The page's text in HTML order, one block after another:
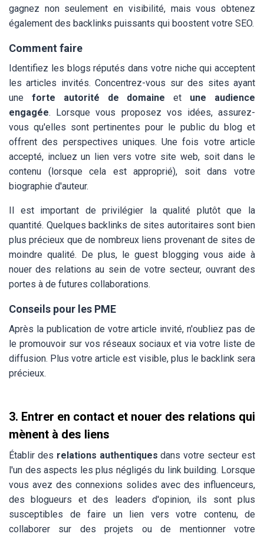
gagnez non seulement en visibilité, mais vous obtenez
également des backlinks puissants qui boostent votre SEO.
Comment faire
Identifiez les blogs réputés dans votre niche qui acceptent
les articles invités. Concentrez-vous sur des sites ayant
une forte autorité de domaine et une audience
engagée. Lorsque vous proposez vos idées, assurez-
vous qu'elles sont pertinentes pour le public du blog et
offrent des perspectives uniques. Une fois votre article
accepté, incluez un lien vers votre site web, soit dans le
contenu (lorsque cela est approprié), soit dans votre
biographie d'auteur.
Il est important de privilégier la qualité plutôt que la
quantité. Quelques backlinks de sites autoritaires sont bien
plus précieux que de nombreux liens provenant de sites de
moindre qualité. De plus, le guest blogging vous aide à
nouer des relations au sein de votre secteur, ouvrant des
portes à de futures collaborations.
Conseils pour les PME
Après la publication de votre article invité, n'oubliez pas de
le promouvoir sur vos réseaux sociaux et via votre liste de
diffusion. Plus votre article est visible, plus le backlink sera
précieux.
3. Entrer en contact et nouer des relations qui
mènent à des liens
Établir des relations authentiques dans votre secteur est
l'un des aspects les plus négligés du link building. Lorsque
vous avez des connexions solides avec des influenceurs,
des blogueurs et des leaders d'opinion, ils sont plus
susceptibles de faire un lien vers votre contenu, de
collaborer sur des projets ou de mentionner votre